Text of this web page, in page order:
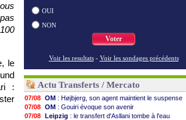
le
:
OUI
NON
Voter
Voir les resultats - Voir les sondages précédents
Actu Transferts / Mercato
07/08 OM : Højbjerg, son agent maintient le suspense
07/08 OM : Gouiri évoque son avenir
07/08 Leipzig : le transfert d'Asllani tombe à l'eau